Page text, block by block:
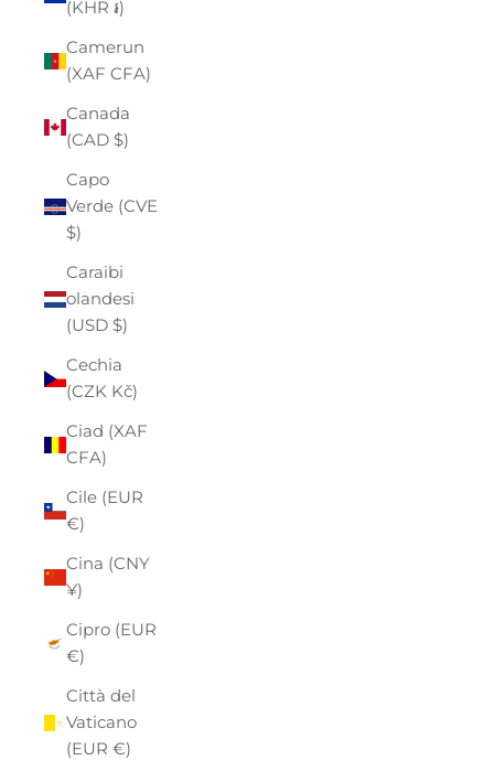
(KHR ៛)
Camerun
(XAF CFA)
Canada
(CAD $)
Capo
Verde (CVE
$)
Caraibi
olandesi
(USD $)
Cechia
(CZK Kč)
Ciad (XAF
CFA)
Cile (EUR
€)
Cina (CNY
¥)
Cipro (EUR
€)
Città del
Vaticano
(EUR €)